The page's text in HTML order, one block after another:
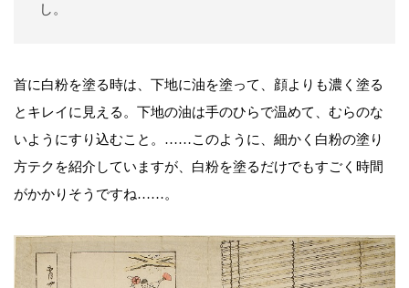
し。
首に白粉を塗る時は、下地に油を塗って、顔よりも濃く塗る
とキレイに見える。下地の油は手のひらで温めて、むらのな
いようにすり込むこと。……このように、細かく白粉の塗り
方テクを紹介していますが、白粉を塗るだけでもすごく時間
がかかりそうですね……。